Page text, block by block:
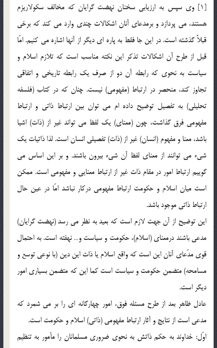
[1] وي سپس به ارزيابي سخنان نهضت گرايان كه مخالف سكولاريزم
هستند، مي پردازد و برمدعاي آنان اشكالات چندي وارد مي كند كه برخي
قبلاً گذشته است. در اين جا فقط به پاره اي ديگر از آنها اشاره مي كنيم. امّا
قبل از طرح آن اشكالات تذكر اين نكته مناسب است كه تلازم اسلام و
سياست به نحوي كه رابطه آن دو از صرف يك رابطه تاريخي و اتفاقي
تجاوز كند، منحصر در ارتباط (مفهومي) نيست. چنان كه در كتاب (فلسفه
تحليلي) به تفصيل توضيح داده ام مي توان بين ارتباط ذاتي و ارتباط
مفهومي فرق گذاشت، چون (معناي) يك لفظ مي تواند غير از (ذات) اشيا
باشد، معنا و مفهوم (انسان) غير از (ذات) تفصيلي انسان است. لذا ذاتيات يك
شيء مي توانند از معناي لفظ آن شيء بيرون باشند. و بر اين اساس مي
گوييم ارتباط امور در مقام ذات غير از ارتباط معنايي و مفهومي است. ممكن
است ميان اسلام و حكومت ارتباط مفهومي دركار نباشد امّا در عين حال
ارتباط ذاتي موجود باشد.
اين توضيح از آن جهت لازم است كه بعيد به نظر مي رسد (نهضت گرايان)
مدعي باشند درمعناي (اسلام)، حكومت و سياست و… نهفته است. به احتمال
قوي مدّعاي آنان اين است كه واقع اسلام يا ذات اين دين (با نوعي توسع و
مسامحه) متضمن حكومت و سياست است كما اين كه متضمن بسياري امور
ديگر است.
عادل ظاهر بعد از طرح مسئله فوق، امور چهارگانه اي را بر مي شمرد كه
مدعي است از نتايج و آثار ارتباط مفهومي (ذاتي) اسلام و حكومت است.
اوّل: خداوند به حكم ذاتش به نحوي ضروري مسلمانان را مأمور به تنظيم